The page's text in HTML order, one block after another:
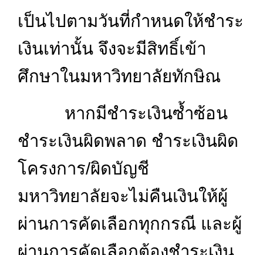
เป็นไปตามวันที่กำหนดให้ชำระ
เงินเท่านั้น จึงจะมีสิทธิ์เข้า
ศึกษาในมหาวิทยาลัยทักษิณ
หากมีชำระเงินซ้ำซ้อน
ชำระเงินผิดพลาด ชำระเงินผิด
โครงการ/ผิดบัญชี
มหาวิทยาลัยจะไม่คืนเงินให้ผู้
ผ่านการคัดเลือกทุกกรณี และผู้